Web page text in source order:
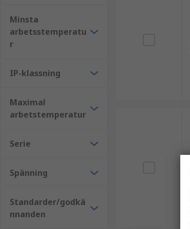
Minsta
arbetsstemperatu
r
IP-klassning
Maximal
arbetstemperatur
Serie
Spänning
Standarder/godkä
nnanden